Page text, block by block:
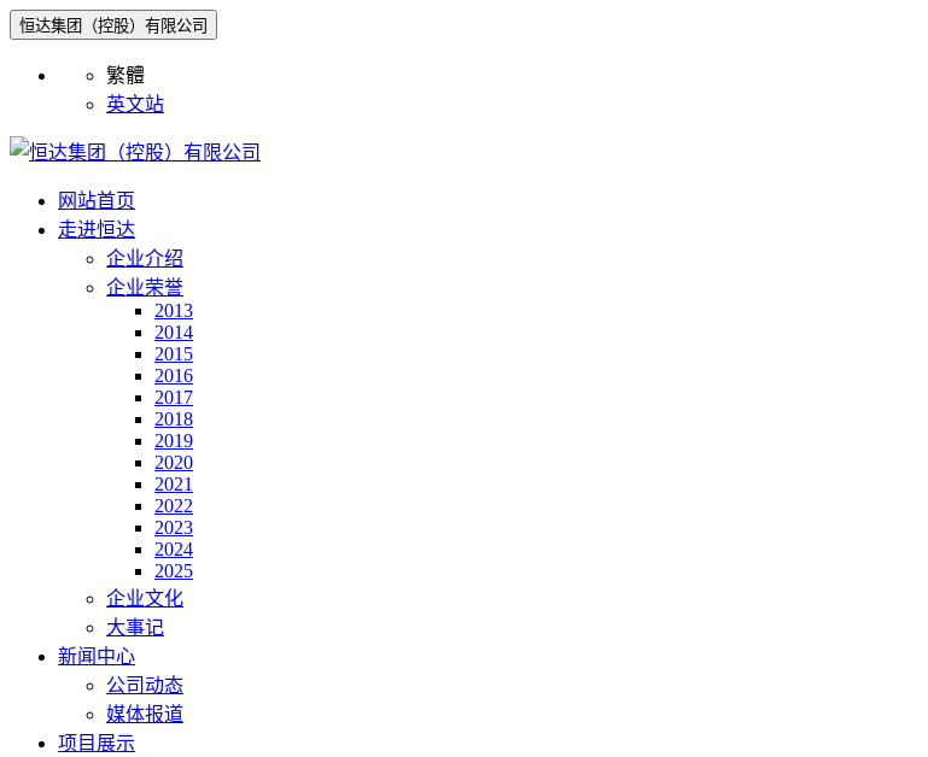
恒达集团（控股）有限公司
繁體
英文站
网站首页
走进恒达
企业介绍
企业荣誉
2013
2014
2015
2016
2017
2018
2019
2020
2021
2022
2023
2024
2025
企业文化
大事记
新闻中心
公司动态
媒体报道
项目展示